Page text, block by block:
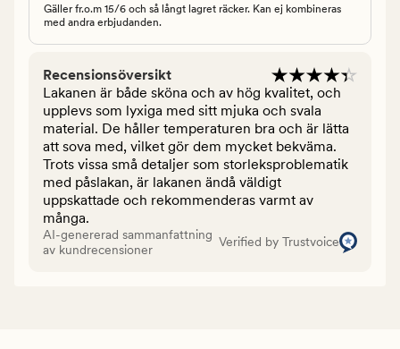
Gäller fr.o.m 15/6 och så långt lagret räcker. Kan ej kombineras
med andra erbjudanden.
Recensionsöversikt
Lakanen är både sköna och av hög kvalitet, och
upplevs som lyxiga med sitt mjuka och svala
material. De håller temperaturen bra och är lätta
att sova med, vilket gör dem mycket bekväma.
Trots vissa små detaljer som storleksproblematik
med påslakan, är lakanen ändå väldigt
uppskattade och rekommenderas varmt av
många.
AI-genererad sammanfattning
av kundrecensioner
Verified by Trustvoice